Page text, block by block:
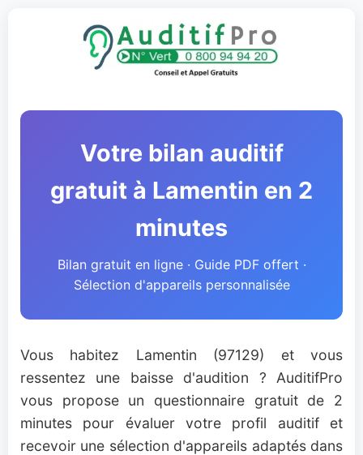
Votre bilan auditif
gratuit à Lamentin en 2
minutes
Bilan gratuit en ligne · Guide PDF offert ·
Sélection d'appareils personnalisée
Vous habitez Lamentin (97129) et vous
ressentez une baisse d'audition ? AuditifPro
vous propose un questionnaire gratuit de 2
minutes pour évaluer votre profil auditif et
recevoir une sélection d'appareils adaptés dans